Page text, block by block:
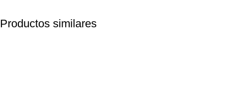
Productos similares